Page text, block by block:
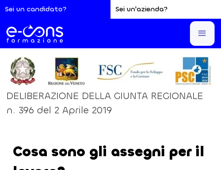
Sei un candidato? Sei un'azienda?
Sei qui:Home
DELIBERAZIONE DELLA GIUNTA REGIONALE
n. 396 del 2 Aprile 2019
Cosa sono gli assegni per il